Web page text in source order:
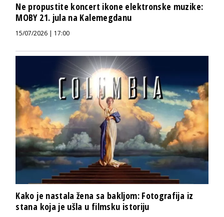
Ne propustite koncert ikone elektronske muzike:
MOBY 21. jula na Kalemegdanu
15/07/2026 | 17:00
Kako je nastala žena sa bakljom: Fotografija iz
stana koja je ušla u filmsku istoriju